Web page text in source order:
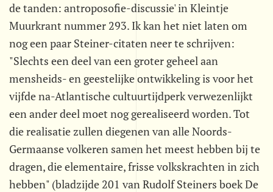
de tanden: antroposofie-discussie' in Kleintje
Muurkrant nummer 293. Ik kan het niet laten om
nog een paar Steiner-citaten neer te schrijven:
"Slechts een deel van een groter geheel aan
mensheids- en geestelijke ontwikkeling is voor het
vijfde na-Atlantische cultuurtijdperk verwezenlijkt
een ander deel moet nog gerealiseerd worden. Tot
die realisatie zullen diegenen van alle Noords-
Germaanse volkeren samen het meest hebben bij te
dragen, die elementaire, frisse volkskrachten in zich
hebben" (bladzijde 201 van Rudolf Steiners boek De